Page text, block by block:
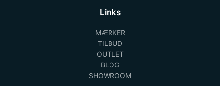
Links
MÆRKER
TILBUD
OUTLET
BLOG
SHOWROOM